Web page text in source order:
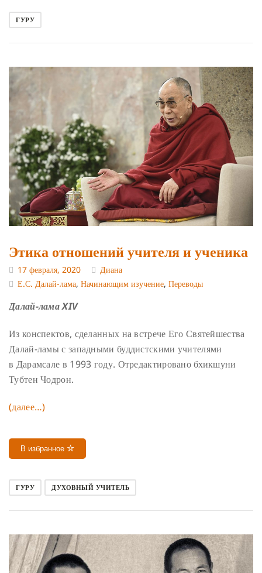
ГУРУ
Этика отношений учителя и ученика
17 февраля, 2020
Диана
Е.С. Далай-лама, Начинающим изучение, Переводы
Далай-лама XIV
Из конспектов, сделанных на встрече Его Святейшества
Далай-ламы с западными буддистскими учителями
в Дарамсале в 1993 году. Отредактировано бхикшуни
Тубтен Чодрон.
(далее…)
В избранное
ГУРУ ДУХОВНЫЙ УЧИТЕЛЬ